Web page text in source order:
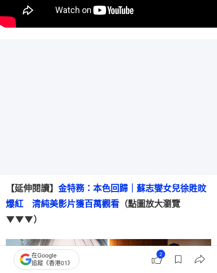
【延伸閱讀】 金特務：本色回歸｜蘇志燮女兒徐貹旼
爆紅　清純美影片獲百萬觀看 （點圖放大瀏覽
▼▼▼）
在Google
追蹤《香港01》
2